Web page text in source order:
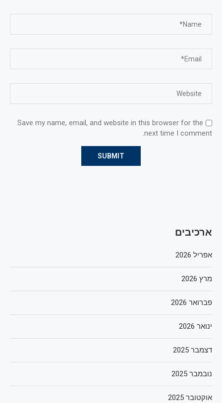
Save my name, email, and website in this browser for the
next time I comment.
ארכיבים
אפריל 2026
מרץ 2026
פברואר 2026
ינואר 2026
דצמבר 2025
נובמבר 2025
אוקטובר 2025